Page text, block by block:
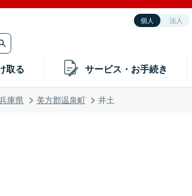
個人 法人
取る サービス・お手続き
庫県 美方郡温泉町 井土